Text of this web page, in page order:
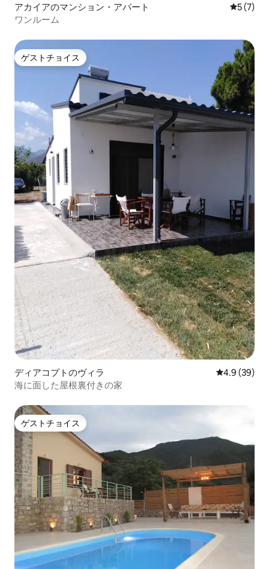
アカイアのマンション・アパート レビュー
5 (7)
ワンルーム
ゲストチョイス
ゲストチョイス
ディアコプトのヴィラ レビュー39
4.9 (39)
海に面した屋根裏付きの家
ゲストチョイス
ゲストチョイス